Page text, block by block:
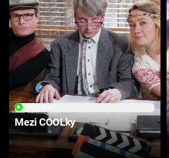
Mezi COOLky